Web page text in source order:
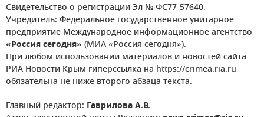
Свидетельство о регистрации Эл № ФС77-57640.
Учредитель: Федеральное государственное унитарное
предприятие Международное информационное агентство
«Россия сегодня» (МИА «Россия сегодня»).
При любом использовании материалов и новостей сайта
РИА Новости Крым гиперссылка на https://crimea.ria.ru
обязательна не ниже второго абзаца текста.
Главный редактор: Гаврилова А.В.